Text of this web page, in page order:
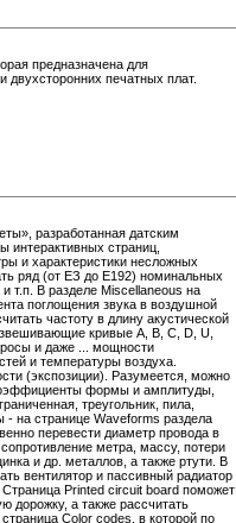
предназначена для
двухсторонних печатных плат.
разработанная датским
интерактивных страниц,
и характеристики несложных
ряд (от ЕЗ до Е192) номинальных
т.п. В разделе Miscellaneous на
поглощения звука в воздушной
частоту в длину акустической
кривые А, В, С, D, U,
росы и даже ... мощности
и температуры воздуха.
(экспозиции). Разумеется, можно
формы и амплитуды,
треугольник, пила,
на странице Waveforms раздела
перевести диаметр провода в
метра, массу, потери
и др. металлов, а также ртути. В
вентилятор и пассивный радиатор
Страница Printed circuit board поможет
дорожку, а также рассчитать
Color codes, в которой по